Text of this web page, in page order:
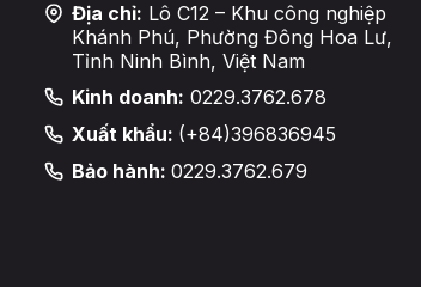
Địa chỉ: Lô C12 – Khu công nghiệp
Khánh Phú, Phường Đông Hoa Lư,
Tỉnh Ninh Bình, Việt Nam
Kinh doanh: 0229.3762.678
Xuất khẩu: (+84)396836945
Bảo hành: 0229.3762.679